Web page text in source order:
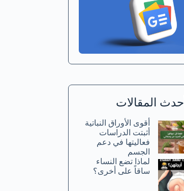
أحدث المقالات
أقوى الأوراق النباتية
أثبتت الدراسات
فعاليتها في دعم
الجسم
لماذا تضع النساء
ساقاً على أخرى؟